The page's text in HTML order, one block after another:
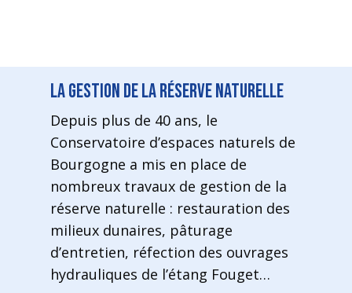
La gestion de la réserve naturelle
Depuis plus de 40 ans, le
Conservatoire d’espaces naturels de
Bourgogne a mis en place de
nombreux travaux de gestion de la
réserve naturelle : restauration des
milieux dunaires, pâturage
d’entretien, réfection des ouvrages
hydrauliques de l’étang Fouget…